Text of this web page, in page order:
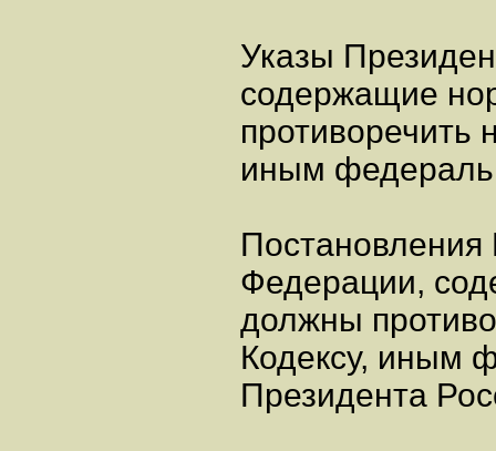
Указы
содержащие
противоречить
иным
Постановления
Федерации,
должны
Кодексу, иным
Президента